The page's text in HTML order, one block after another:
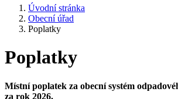
Úvodní stránka
Obecní úřad
Poplatky
Poplatky
Místní poplatek za obecní systém
za rok 2026.